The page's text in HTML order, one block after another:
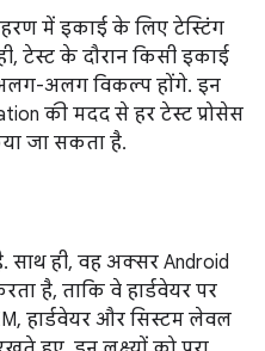
में इकाई के लिए टेस्टिंग
टेस्ट के दौरान किसी इकाई
अलग विकल्प होंगे. इन
की मदद से हर टेस्ट प्रोसेस
जा सकता है.
साथ ही, वह अक्सर Android
है, ताकि वे हार्डवेयर पर
हार्डवेयर और सिस्टम लेवल